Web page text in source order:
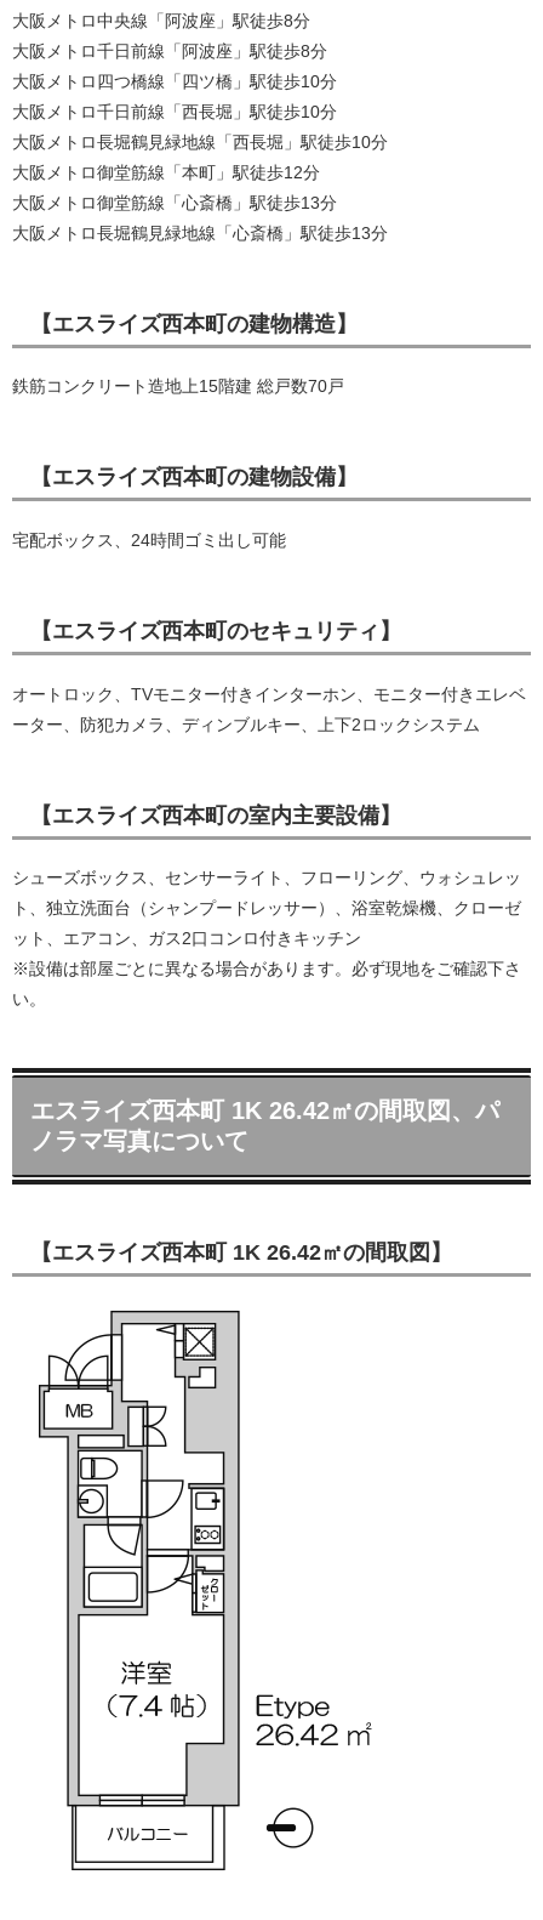
大阪メトロ中央線「阿波座」駅徒歩8分
大阪メトロ千日前線「阿波座」駅徒歩8分
大阪メトロ四つ橋線「四ツ橋」駅徒歩10分
大阪メトロ千日前線「西長堀」駅徒歩10分
大阪メトロ長堀鶴見緑地線「西長堀」駅徒歩10分
大阪メトロ御堂筋線「本町」駅徒歩12分
大阪メトロ御堂筋線「心斎橋」駅徒歩13分
大阪メトロ長堀鶴見緑地線「心斎橋」駅徒歩13分
【エスライズ西本町の建物構造】
鉄筋コンクリート造地上15階建 総戸数70戸
【エスライズ西本町の建物設備】
宅配ボックス、24時間ゴミ出し可能
【エスライズ西本町のセキュリティ】
オートロック、TVモニター付きインターホン、モニター付きエレベ
ーター、防犯カメラ、ディンブルキー、上下2ロックシステム
【エスライズ西本町の室内主要設備】
シューズボックス、センサーライト、フローリング、ウォシュレッ
ト、独立洗面台（シャンプードレッサー）、浴室乾燥機、クローゼ
ット、エアコン、ガス2口コンロ付きキッチン
※設備は部屋ごとに異なる場合があります。必ず現地をご確認下さ
い。
エスライズ西本町 1K 26.42㎡の間取図、パ
ノラマ写真について
【エスライズ西本町 1K 26.42㎡の間取図】